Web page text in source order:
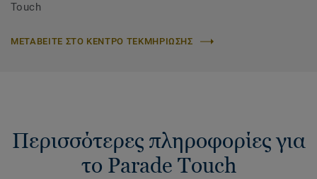
Touch
ΜΕΤΑΒΕΙΤΕ ΣΤΟ ΚΕΝΤΡΟ ΤΕΚΜΗΡΙΩΣΗΣ
Περισσότερες πληροφορίες για
το Parade Touch